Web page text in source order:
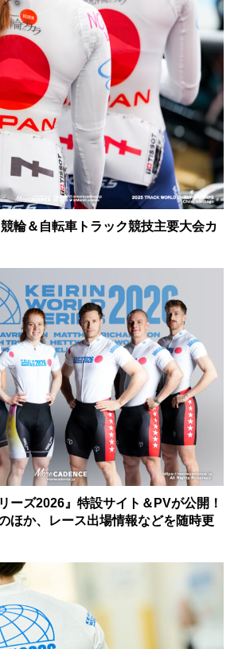
競輪＆自転車トラック競技主要大会カ
ーズ2026』特設サイト＆PVが公開！
ほか、レース出場情報などを随時更